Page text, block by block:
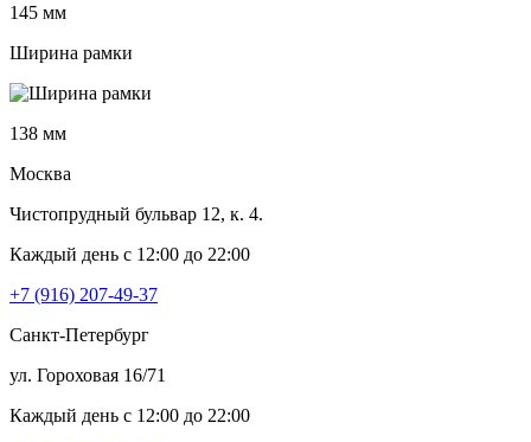
145 мм
Ширина рамки
138 мм
Москва
Чистопрудный бульвар 12, к. 4.
Каждый день c 12:00 до 22:00
+7 (916) 207-49-37
Санкт-Петербург
ул. Гороховая 16/71
Каждый день c 12:00 до 22:00